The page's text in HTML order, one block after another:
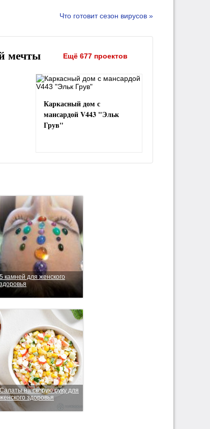
Что готовит сезон вирусов »
мечты Ещё 677 проектов
Каркасный дом с
мансардой V443 "Эльк
Грув"
5 камней для женского
здоровья
Салаты на скорую руку для
женского здоровья